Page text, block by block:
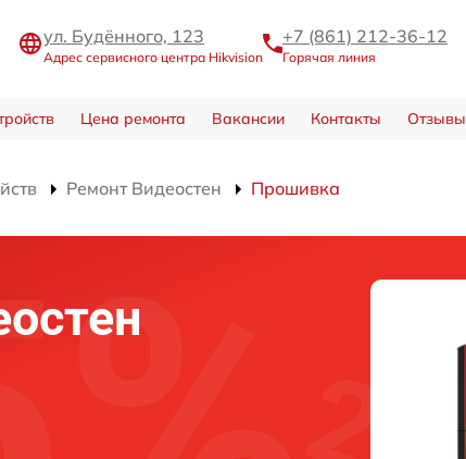
ул. Будённого, 123
Адрес сервисного центра Hikvision
+7 (861) 212-36-12
Горячая линия
Цена ремонта Вакансии Контакты Отзывы
Ремонт Видеостен Прошивка